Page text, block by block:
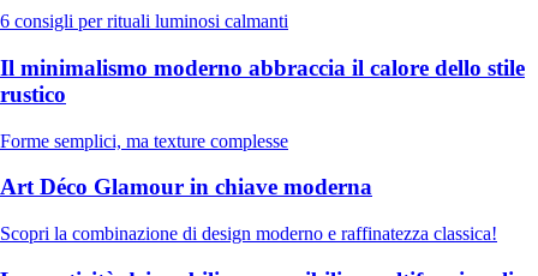
6 consigli per rituali luminosi calmanti
Il minimalismo moderno abbraccia il calore dello stile
rustico
Forme semplici, ma texture complesse
Art Déco Glamour in chiave moderna
Scopri la combinazione di design moderno e raffinatezza classica!